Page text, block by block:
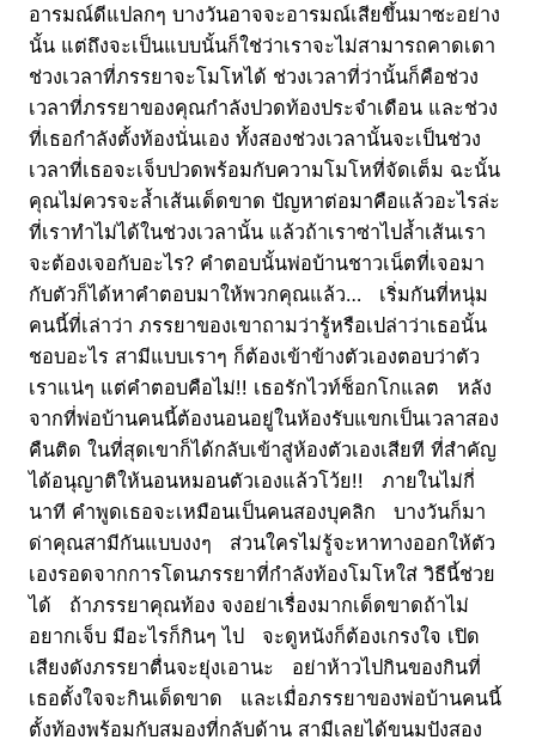
อารมณ์ดีแปลกๆ บางวันอาจจะอารมณ์เสียขึ้นมาซะอย่าง
นั้น แต่ถึงจะเป็นแบบนั้นก็ใช่ว่าเราจะไม่สามารถคาดเดา
ช่วงเวลาที่ภรรยาจะโมโหได้ ช่วงเวลาที่ว่านั้นก็คือช่วง
เวลาที่ภรรยาของคุณกำลังปวดท้องประจำเดือน และช่วง
ที่เธอกำลังตั้งท้องนั่นเอง ทั้งสองช่วงเวลานั้นจะเป็นช่วง
เวลาที่เธอจะเจ็บปวดพร้อมกับความโมโหที่จัดเต็ม ฉะนั้น
คุณไม่ควรจะล้ำเส้นเด็ดขาด ปัญหาต่อมาคือแล้วอะไรล่ะ
ที่เราทำไม่ได้ในช่วงเวลานั้น แล้วถ้าเราซ่าไปล้ำเส้นเรา
จะต้องเจอกับอะไร? คำตอบนั้นพ่อบ้านชาวเน็ตที่เจอมา
กับตัวก็ได้หาคำตอบมาให้พวกคุณแล้ว… เริ่มกันที่หนุ่ม
คนนี้ที่เล่าว่า ภรรยาของเขาถามว่ารู้หรือเปล่าว่าเธอนั้น
ชอบอะไร สามีแบบเราๆ ก็ต้องเข้าข้างตัวเองตอบว่าตัว
เราแน่ๆ แต่คำตอบคือไม่!! เธอรักไวท์ช็อกโกแลต หลัง
จากที่พ่อบ้านคนนี้ต้องนอนอยู่ในห้องรับแขกเป็นเวลาสอง
คืนติด ในที่สุดเขาก็ได้กลับเข้าสู่ห้องตัวเองเสียที ที่สำคัญ
ได้อนุญาติให้นอนหมอนตัวเองแล้วโว้ย!! ภายในไม่กี่
นาที คำพูดเธอจะเหมือนเป็นคนสองบุคลิก บางวันก็มา
ด่าคุณสามีกันแบบงงๆ ส่วนใครไม่รู้จะหาทางออกให้ตัว
เองรอดจากการโดนภรรยาที่กำลังท้องโมโหใส่ วิธีนี้ช่วย
ได้ ถ้าภรรยาคุณท้อง จงอย่าเรื่องมากเด็ดขาดถ้าไม่
อยากเจ็บ มีอะไรก็กินๆ ไป จะดูหนังก็ต้องเกรงใจ เปิด
เสียงดังภรรยาตื่นจะยุ่งเอานะ อย่าห้าวไปกินของกินที่
เธอตั้งใจจะกินเด็ดขาด และเมื่อภรรยาของพ่อบ้านคนนี้
ตั้งท้องพร้อมกับสมองที่กลับด้าน สามีเลยได้ขนมปังสอง